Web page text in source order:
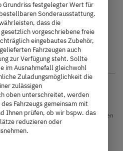
Preisempfehlung, die auf den
Preise in anderen Ländern können
und der länderspezifischen
abweichen. Daher wird
den für das jeweilige Land
aktuellsten Stand zu erfahren.
Grundriss festgelegter Wert für
Sonderausstattung.
dass die
vorgeschriebene freie
eingebautes Zubehör,
Fahrzeugen auch
zur Verfügung steht. Sollte
im Ausnahmefall gleichwohl
Zuladungsmöglichkeit die
zulässigen
oben unterschreitet, werden
Fahrzeugs gemeinsam mit
Ihnen prüfen, ob wir bspw. das
reduzieren oder